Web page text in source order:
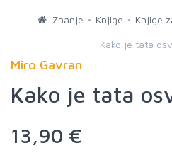
Znanje Knjige Knjige
Kako je tata
Miro Gavran
Kako je tata
13,90 €